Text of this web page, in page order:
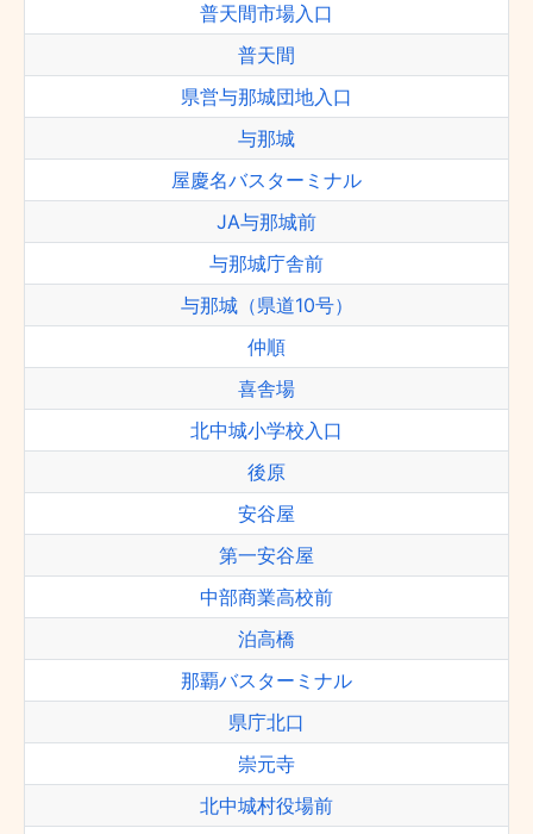
普天間市場入口
普天間
県営与那城団地入口
与那城
屋慶名バスターミナル
JA与那城前
与那城庁舎前
与那城（県道10号）
仲順
喜舎場
北中城小学校入口
後原
安谷屋
第一安谷屋
中部商業高校前
泊高橋
那覇バスターミナル
県庁北口
崇元寺
北中城村役場前